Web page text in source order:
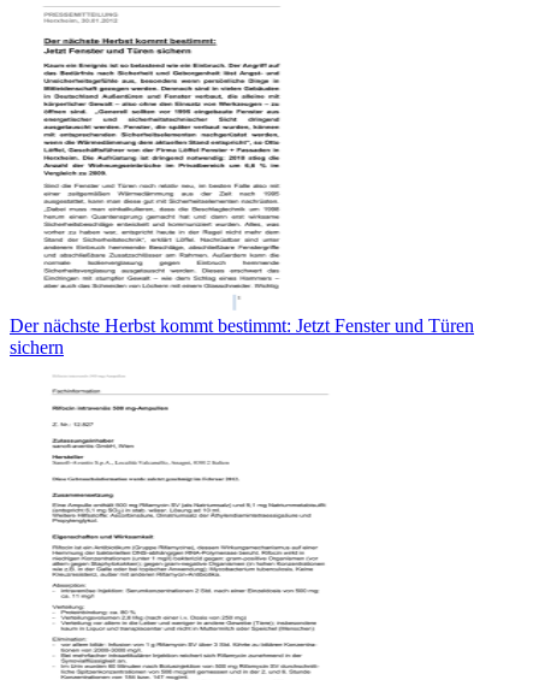
Der nächste Herbst kommt bestimmt: Jetzt Fenster und Türen
sichern